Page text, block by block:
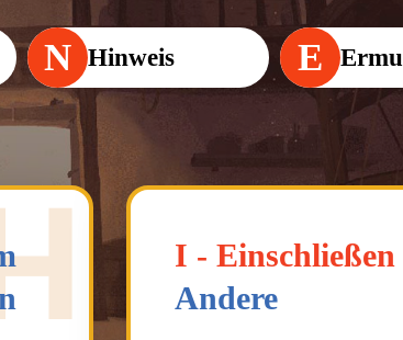
N Hinweis E
I - Einschließen
Andere